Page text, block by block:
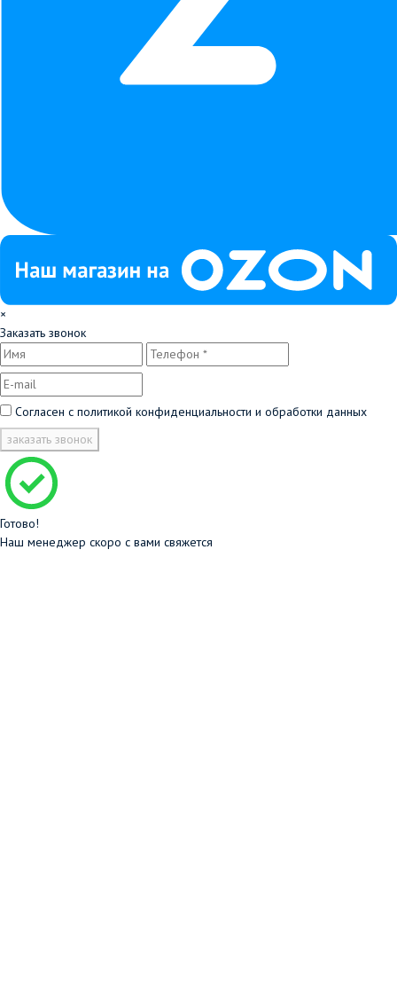
×
Заказать звонок
Согласен с политикой конфиденциальности и обработки данных
заказать звонок
Готово!
Наш менеджер скоро с вами свяжется